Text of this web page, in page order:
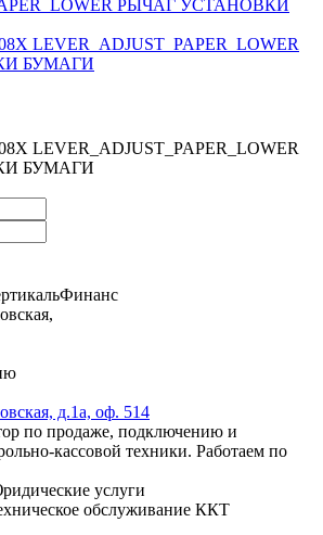
LEVER_ADJUST_PAPER_LOWER
БУМАГИ
LEVER_ADJUST_PAPER_LOWER
БУМАГИ
д.1а, оф. 514
по продаже, подключению и
кассовой техники. Работаем по
услуги
обслуживание ККТ